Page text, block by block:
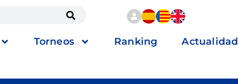
Torneos Ranking Actualidad